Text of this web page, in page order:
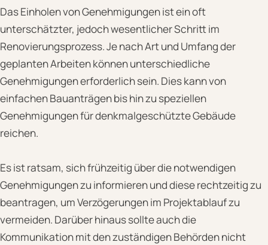
Das Einholen von Genehmigungen ist ein oft
unterschätzter, jedoch wesentlicher Schritt im
Renovierungsprozess. Je nach Art und Umfang der
geplanten Arbeiten können unterschiedliche
Genehmigungen erforderlich sein. Dies kann von
einfachen Bauanträgen bis hin zu speziellen
Genehmigungen für denkmalgeschützte Gebäude
reichen.
Es ist ratsam, sich frühzeitig über die notwendigen
Genehmigungen zu informieren und diese rechtzeitig zu
beantragen, um Verzögerungen im Projektablauf zu
vermeiden. Darüber hinaus sollte auch die
Kommunikation mit den zuständigen Behörden nicht